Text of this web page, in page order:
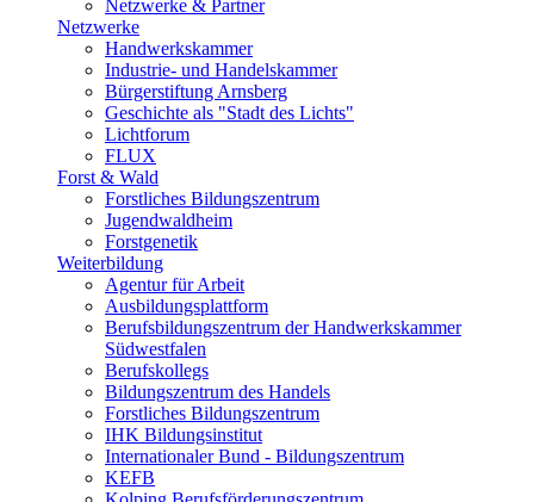
Netzwerke & Partner
Netzwerke
Handwerkskammer
Industrie- und Handelskammer
Bürgerstiftung Arnsberg
Geschichte als "Stadt des Lichts"
Lichtforum
FLUX
Forst & Wald
Forstliches Bildungszentrum
Jugendwaldheim
Forstgenetik
Weiterbildung
Agentur für Arbeit
Ausbildungsplattform
Berufsbildungszentrum der Handwerkskammer
Südwestfalen
Berufskollegs
Bildungszentrum des Handels
Forstliches Bildungszentrum
IHK Bildungsinstitut
Internationaler Bund - Bildungszentrum
KEFB